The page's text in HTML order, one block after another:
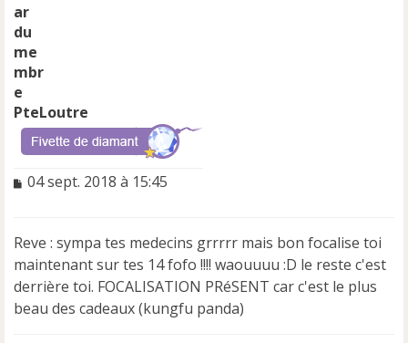
PteLoutre
M
a
g
e
n
o
04 sept. 2018 à 15:45
Reve : sympa tes medecins grrrrr mais bon focalise toi
maintenant sur tes 14 fofo !!!! waouuuu :D le reste c'est
derrière toi. FOCALISATION PRéSENT car c'est le plus
beau des cadeaux (kungfu panda)